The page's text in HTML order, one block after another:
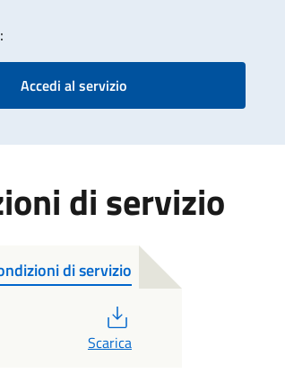
Accedi al servizio
di servizio
di servizio
Scarica